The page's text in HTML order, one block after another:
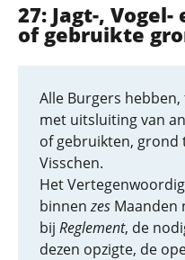
27: Jagt-,
of gebruikte
Alle Burgers
met uitsluiting van
of gebruikten, grond
Visschen.
Het
binnenzes Maanden
bij Reglement, de
dezen opzigte, de